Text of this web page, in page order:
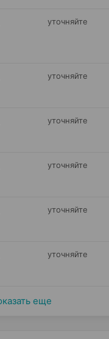
уточняйте
уточняйте
уточняйте
уточняйте
уточняйте
уточняйте
еще